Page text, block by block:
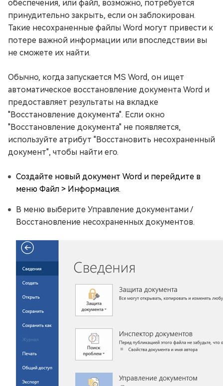
обеспечения, или файл, возможно, потребуется
принудительно закрыть, если он заблокирован.
Такие несохраненные файлы Word могут привести к
потере важной информации или впоследствии вы
не сможете их найти.
Обычно, когда запускается MS Word, он ищет
автоматическое восстановление документа Word и
предоставляет результаты на вкладке
"Восстановление документа". Если окно
"Восстановление документа" не появляется,
используйте атрибут "Восстановить несохраненный
документ", чтобы найти его.
Создайте новый документ Word и перейдите в
меню Файл > Информация.
В меню выберите Управление документами /
Восстановление несохраненных документов.